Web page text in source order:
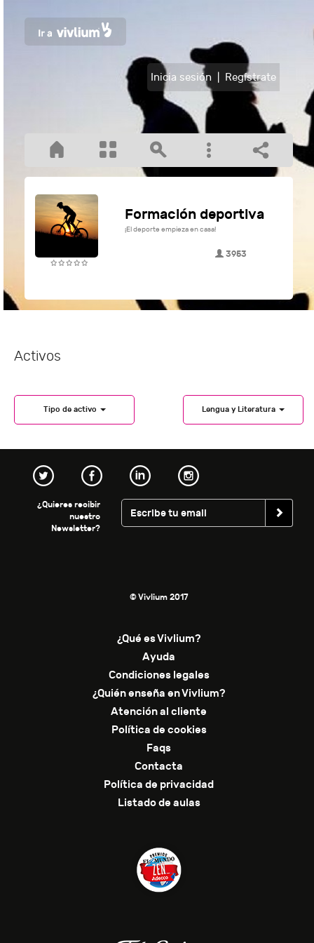
Inicia sesión Regístrate
Formación deportiva
¡El deporte empieza en casa!
3953
Activos
Tipo de activo Lengua y Literatura
¿Quieres recibir
nuestro
Newsletter?
© Vivlium 2017
¿Qué es Vivlium?
Ayuda
Condiciones legales
¿Quién enseña en Vivlium?
Atención al cliente
Política de cookies
Faqs
Contacta
Política de privacidad
Listado de aulas